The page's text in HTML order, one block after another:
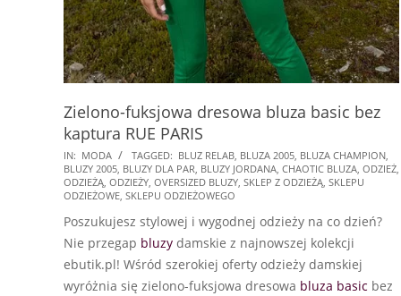
Zielono-fuksjowa dresowa bluza basic bez
kaptura RUE PARIS
2024-
07-
21
IN: MODA TAGGED: BLUZ RELAB, BLUZA 2005, BLUZA CHAMPION,
BLUZY 2005, BLUZY DLA PAR, BLUZY JORDANA, CHAOTIC BLUZA, ODZIEŻ,
ODZIEŻĄ, ODZIEŻY, OVERSIZED BLUZY, SKLEP Z ODZIEŻĄ, SKLEPU
ODZIEŻOWE, SKLEPU ODZIEŻOWEGO
Poszukujesz stylowej i wygodnej odzieży na co dzień?
Nie przegap bluzy damskie z najnowszej kolekcji
ebutik.pl! Wśród szerokiej oferty odzieży damskiej
wyróżnia się zielono-fuksjowa dresowa bluza basic bez